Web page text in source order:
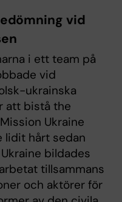
vid
i ett team på
vid
ukrainska
att bistå the
Ukraine
lidit hårt sedan
bildades
tillsammans
och aktörer för